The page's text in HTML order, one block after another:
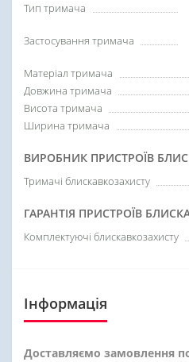
Тип тримача
Застосування тримача
Матеріал тримача
Довжина тримача
Висота тримача
Ширина тримача
ВИРОБНИК ПРИСТРОЇВ
Тримачі блискавкозахисту
ГАРАНТІЯ ПРИСТРОЇВ
Комплектуючі блискавкозахисту
Інформація
Доставляємо замовлення по